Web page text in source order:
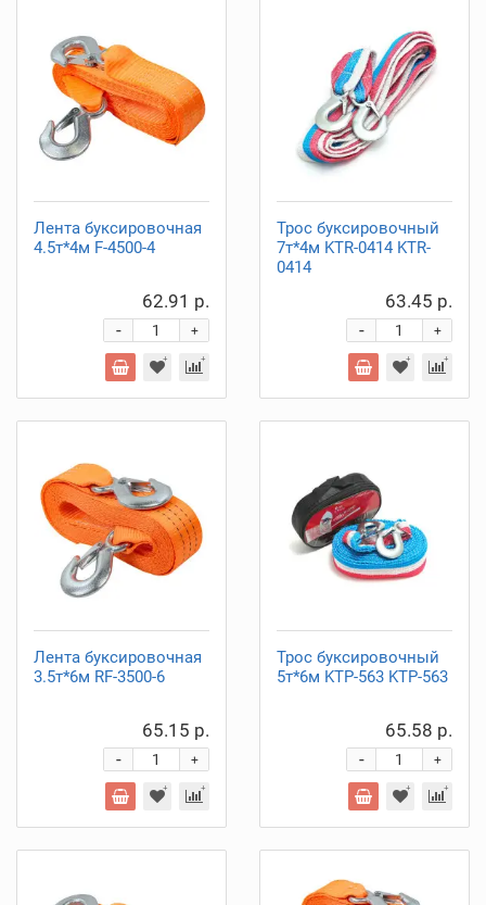
Лента буксировочная
4.5т*4м F-4500-4
62.91 р.
+
-
Трос буксировочный
7т*4м KTR-0414 KTR-
0414
63.45 р.
+
-
Лента буксировочная
3.5т*6м RF-3500-6
65.15 р.
+
-
Трос буксировочный
5т*6м KTP-563 KTP-563
65.58 р.
+
-